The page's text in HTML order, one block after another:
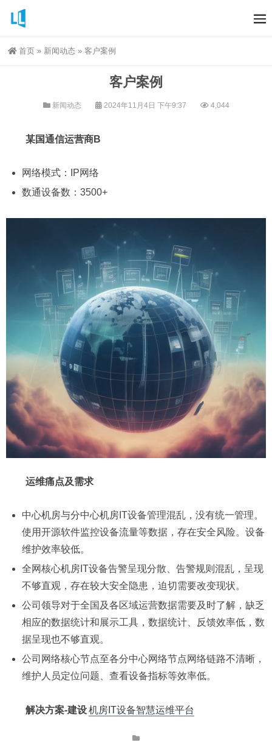
首页 » 新闻动态 » 客户案例
客户案例
新闻动态 2024年11月4日 下午9:37 4,044
某国通信运营商B
网络模式：IP网络
数通设备数：3500+
运维痛点及需求
中心机房与分中心机房IT设备管理混乱，没有统一管理。
使用开源软件监控设备流量等数据，存在安全风险。设备
维护效率较低。
全网核心机房IT设备告警呈现分散、告警规则混乱，呈现
不够直观，存在较大安全隐患，迫切需要改变现状。
公司领导对于全国及各区域运营数据需要及时了解，缺乏
相应的数据统计和展示工具，数据统计、反馈效率低，数
据呈现也不够直观。
公司网络核心节点至各分中心网络节点网络链路不清晰，
维护人员定位问题、查看设备指标等效率低。
解决方案-建设机房IT设备智慧运维平台